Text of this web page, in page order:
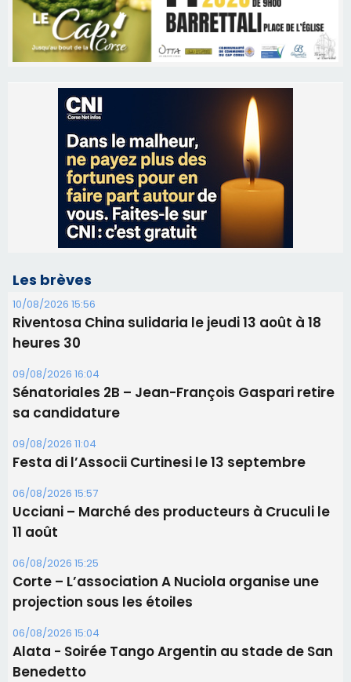
Les brèves
10/08/2026 15:56
Riventosa China sulidaria le jeudi 13 août à 18
heures 30
09/08/2026 16:04
Sénatoriales 2B – Jean-François Gaspari retire
sa candidature
09/08/2026 11:04
Festa di l’Associi Curtinesi le 13 septembre
06/08/2026 15:57
Ucciani – Marché des producteurs à Cruculi le
11 août
06/08/2026 15:25
Corte – L’association A Nuciola organise une
projection sous les étoiles
06/08/2026 15:04
Alata - Soirée Tango Argentin au stade de San
Benedetto